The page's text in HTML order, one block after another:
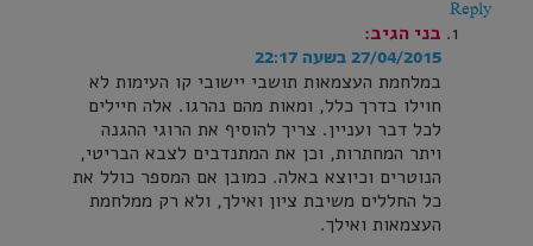
Reply
בני הגיב:
27/04/2015 בשעה 22:17
במלחמת העצמאות תושבי יישובי קו העימות לא
חוילו בדרך כלל, ומאות מהם נהרגו. אלה חיילים
לכל דבר ועניין. צריך להוסיף את הרוגי ההגנה
ויתר המחתרות, וכן את המתנדבים לצבא הבריטי,
הנוטרים וכיוצא באלה. כמובן אם המספר כולל את
כל החללים משיבת ציון ואילך, ולא רק ממלחמת
העצמאות ואילך.